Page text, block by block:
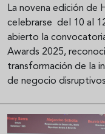
La novena edición de
celebrarse del 10 al
abierto la
Awards 2025,
transformación de la
de negocio